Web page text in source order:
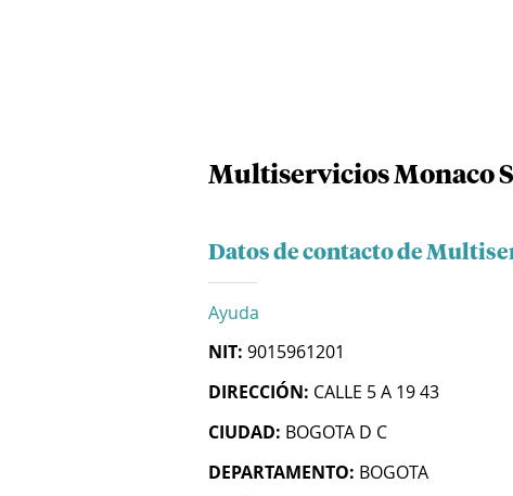
Multiservicios Monaco
Datos de contacto de
Ayuda
NIT: 9015961201
DIRECCIÓN: CALLE 5 A 19 43
CIUDAD: BOGOTA D C
DEPARTAMENTO: BOGOTA